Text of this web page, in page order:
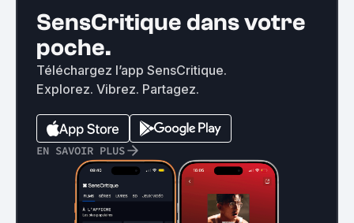
SensCritique dans votre
poche.
Téléchargez l’app SensCritique.
Explorez. Vibrez. Partagez.
EN SAVOIR PLUS